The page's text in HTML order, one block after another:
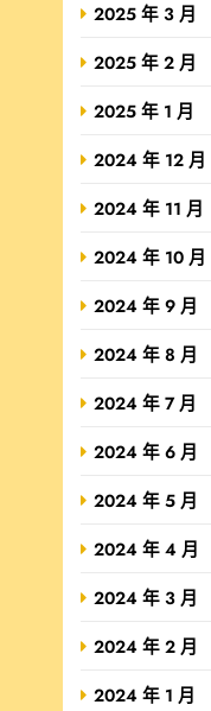
2025 年 3 月
2025 年 2 月
2025 年 1 月
2024 年 12 月
2024 年 11 月
2024 年 10 月
2024 年 9 月
2024 年 8 月
2024 年 7 月
2024 年 6 月
2024 年 5 月
2024 年 4 月
2024 年 3 月
2024 年 2 月
2024 年 1 月